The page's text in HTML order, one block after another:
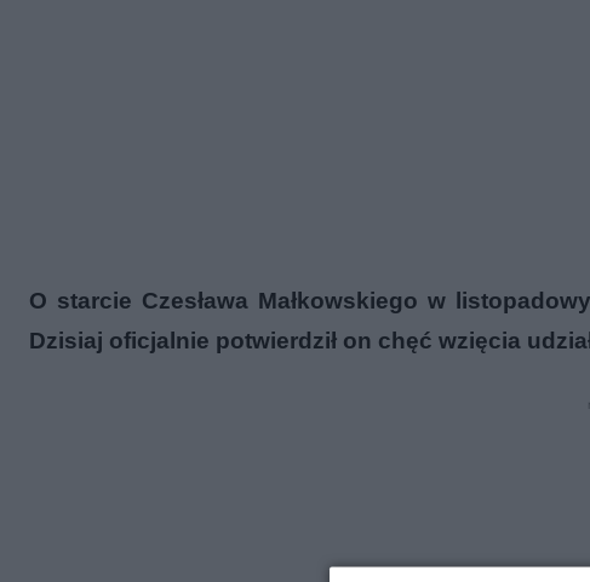
O starcie Czesława Małkowskiego w
Dzisiaj oficjalnie potwierdził on chęć wzięcia